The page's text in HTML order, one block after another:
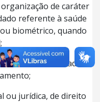
de caráter
referente à saúde
biométrico, quando
se referem os dados
ou jurídica, de direito